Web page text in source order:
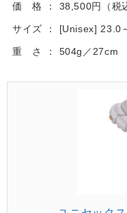
価 格 38,500円（税
サイズ [Unisex] 23.0
重 さ 504g／27cm